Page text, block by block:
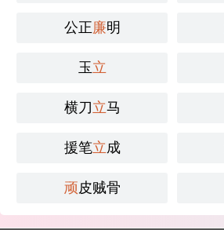
公正廉明
玉立
横刀 立马
援笔立成
顽皮贼骨